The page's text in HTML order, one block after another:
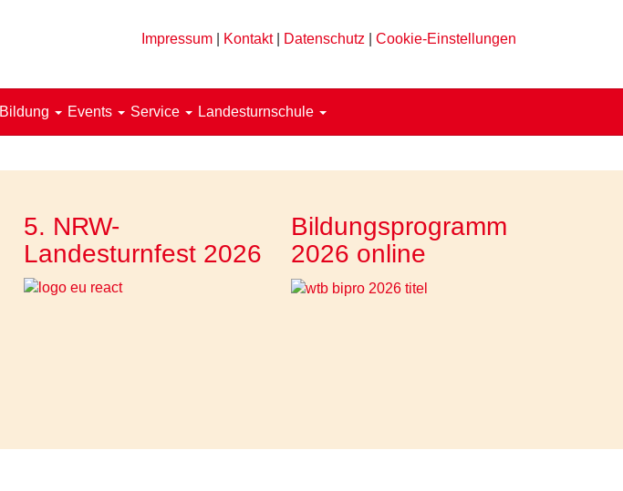
Impressum Kontakt| Datenschutz Cookie-Einstellungen
Bildung Events Service Landesturnschule
5. NRW-
Landesturnfest 2026
Bildungsprogramm
2026 online